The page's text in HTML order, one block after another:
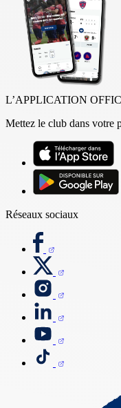
L’APPLICATION
Mettez le club dans votre
Réseaux sociaux